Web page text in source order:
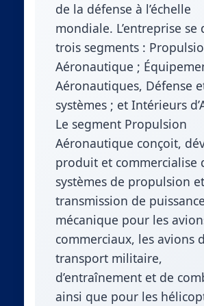
de la défense à l’échelle
mondiale. L’entreprise se
trois segments :
Aéronautique ;
Aéronautiques, Défense
systèmes ; et Intérieurs
Le segment Propulsion
Aéronautique conçoit,
produit et commercialise
systèmes de propulsion
transmission de puissance
mécanique pour les
commerciaux, les avions
transport militaire,
d’entraînement et de
ainsi que pour les